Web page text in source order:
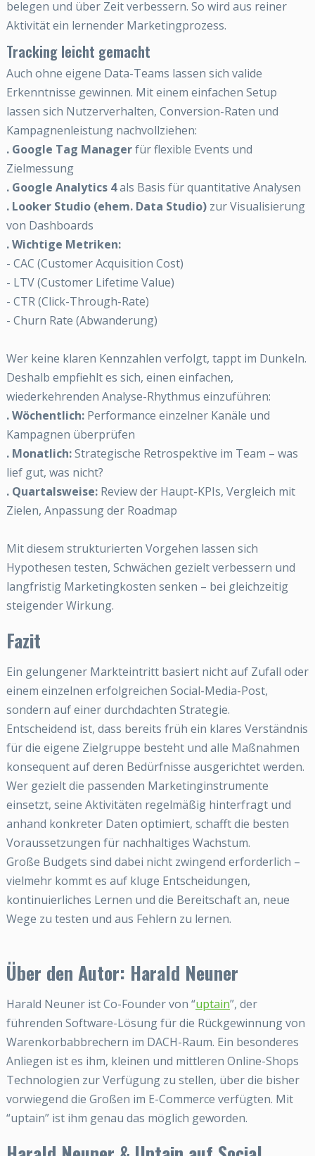
belegen und über Zeit verbessern. So wird aus reiner
Aktivität ein lernender Marketingprozess.
Tracking leicht gemacht
Auch ohne eigene Data-Teams lassen sich valide
Erkenntnisse gewinnen. Mit einem einfachen Setup
lassen sich Nutzerverhalten, Conversion-Raten und
Kampagnenleistung nachvollziehen:
. Google Tag Managerfür flexible Events und
Zielmessung
. Google Analytics 4als Basis für quantitative Analysen
. Looker Studio (ehem. Data Studio)zur Visualisierung
von Dashboards
. Wichtige Metriken:
- CAC (Customer Acquisition Cost)
- LTV (Customer Lifetime Value)
- CTR (Click-Through-Rate)
- Churn Rate (Abwanderung)
Wer keine klaren Kennzahlen verfolgt, tappt im Dunkeln.
Deshalb empfiehlt es sich, einen einfachen,
wiederkehrenden Analyse-Rhythmus einzuführen:
. Wöchentlich:Performance einzelner Kanäle und
Kampagnen überprüfen
. Monatlich:Strategische Retrospektive im Team – was
lief gut, was nicht?
. Quartalsweise:Review der Haupt-KPIs, Vergleich mit
Zielen, Anpassung der Roadmap
Mit diesem strukturierten Vorgehen lassen sich
Hypothesen testen, Schwächen gezielt verbessern und
langfristig Marketingkosten senken – bei gleichzeitig
steigender Wirkung.
Fazit
Ein gelungener Markteintritt basiert nicht auf Zufall oder
einem einzelnen erfolgreichen Social-Media-Post,
sondern auf einer durchdachten Strategie.
Entscheidend ist, dass bereits früh ein klares Verständnis
für die eigene Zielgruppe besteht und alle Maßnahmen
konsequent auf deren Bedürfnisse ausgerichtet werden.
Wer gezielt die passenden Marketinginstrumente
einsetzt, seine Aktivitäten regelmäßig hinterfragt und
anhand konkreter Daten optimiert, schafft die besten
Voraussetzungen für nachhaltiges Wachstum.
Große Budgets sind dabei nicht zwingend erforderlich –
vielmehr kommt es auf kluge Entscheidungen,
kontinuierliches Lernen und die Bereitschaft an, neue
Wege zu testen und aus Fehlern zu lernen.
Über den Autor: Harald Neuner
Harald Neuner ist Co-Founder von “uptain”, der
führenden Software-Lösung für die Rückgewinnung von
Warenkorbabbrechern im DACH-Raum. Ein besonderes
Anliegen ist es ihm, kleinen und mittleren Online-Shops
Technologien zur Verfügung zu stellen, über die bisher
vorwiegend die Großen im E-Commerce verfügten. Mit
“uptain” ist ihm genau das möglich geworden.